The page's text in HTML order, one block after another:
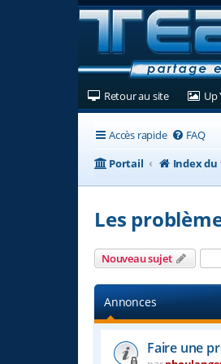
Retour au site(Ouvre un
Up
Accès rapide FAQ
Portail
Index
Les
Nouveau sujet
Annonces
Faire une